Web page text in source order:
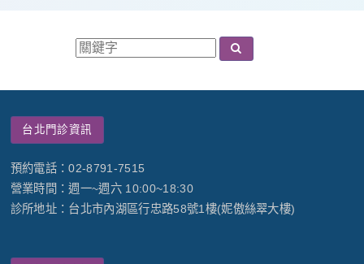
台北門診資訊
預約電話：02-8791-7515
營業時間：週一~週六 10:00~18:30
診所地址：台北市內湖區行忠路58號1樓(妮傲絲翠大樓)